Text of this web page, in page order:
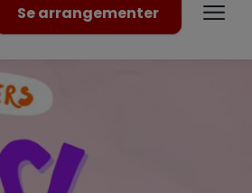
Se arrangementer